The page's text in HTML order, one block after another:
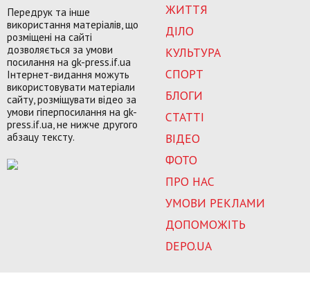
ЖИТТЯ
ДІЛО
КУЛЬТУРА
СПОРТ
БЛОГИ
СТАТТІ
ВІДЕО
ФОТО
ПРО НАС
УМОВИ РЕКЛАМИ
ДОПОМОЖІТЬ
DEPO.UA
Передрук та інше
використання матеріалів, що
розміщені на сайті
дозволяється за умови
посилання на gk-press.if.ua
Інтернет-видання можуть
використовувати матеріали
сайту, розміщувати відео за
умови гіперпосилання на gk-
press.if.ua, не нижче другого
абзацу тексту.